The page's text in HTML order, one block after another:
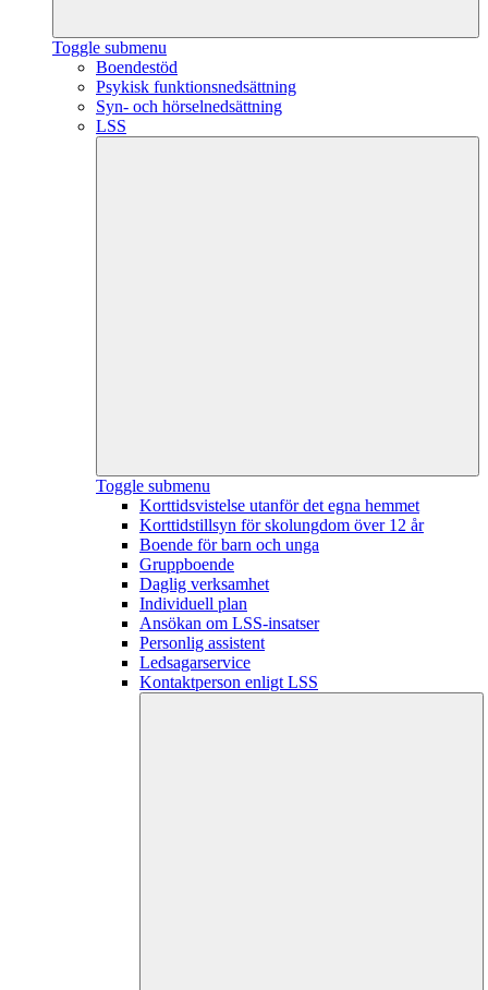
Toggle submenu
Boendestöd
Psykisk funktionsnedsättning
Syn- och hörselnedsättning
LSS
Toggle submenu
Korttidsvistelse utanför det egna hemmet
Korttidstillsyn för skolungdom över 12 år
Boende för barn och unga
Gruppboende
Daglig verksamhet
Individuell plan
Ansökan om LSS-insatser
Personlig assistent
Ledsagarservice
Kontaktperson enligt LSS